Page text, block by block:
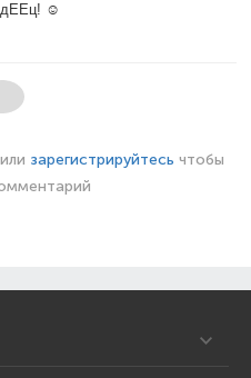
☺
или зарегистрируйтесь чтобы